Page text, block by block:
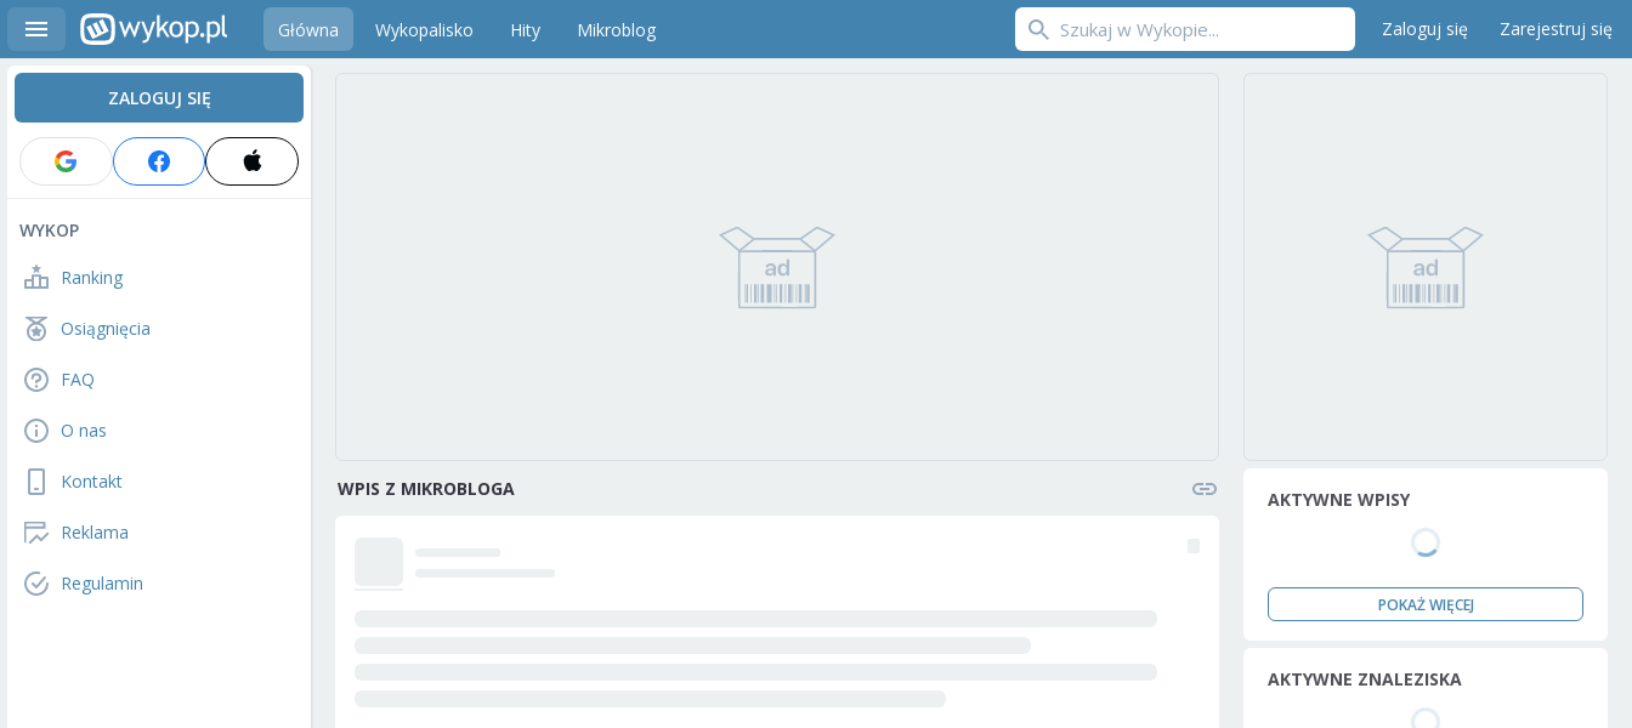
Główna Wykopalisko Hity Mikroblog Zaloguj się Zarejestruj się
ZALOGUJ SIĘ
WYKOP
Ranking
Osiągnięcia
FAQ
O nas
Kontakt
Reklama
Regulamin
WPIS Z MIKROBLOGA AKTYWNE WPISY
POKAŻ WIĘCEJ
AKTYWNE ZNALEZISKA